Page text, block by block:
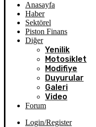
Anasayfa
Haber
Sektörel
Piston Finans
Diğer
Yenilik
Motosiklet
Modifiye
Duyurular
Galeri
Video
Forum
Login/Register